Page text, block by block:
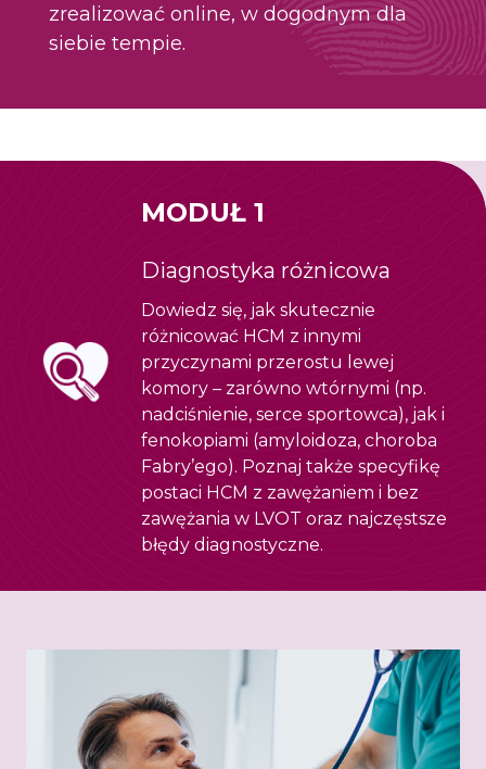
zrealizować online, w dogodnym dla
siebie tempie.
MODUŁ 1
Diagnostyka różnicowa
Dowiedz się, jak skutecznie
różnicować HCM z innymi
przyczynami przerostu lewej
komory – zarówno wtórnymi (np.
nadciśnienie, serce sportowca), jak i
fenokopiami (amyloidoza, choroba
Fabry’ego). Poznaj także specyfikę
postaci HCM z zawężaniem i bez
zawężania w LVOT oraz najczęstsze
błędy diagnostyczne.